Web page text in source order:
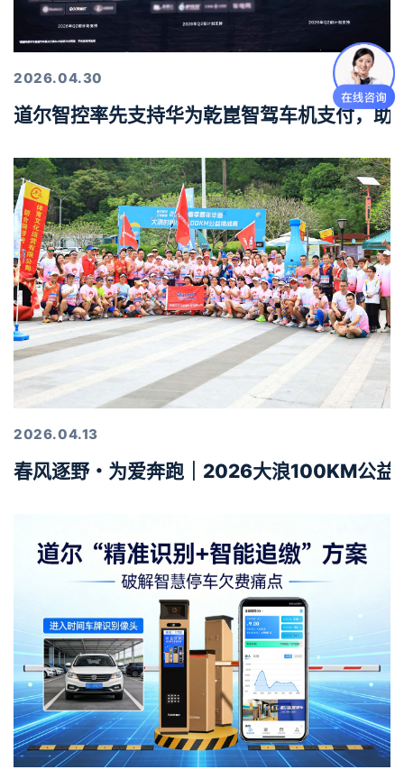
2026.04.30
道尔智控率先支持华为乾崑智驾车机支付，助
2026.04.13
春风逐野・为爱奔跑｜2026大浪100KM公益